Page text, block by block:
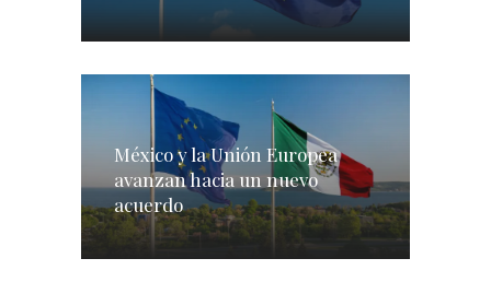
México y la Unión Europea
avanzan hacia un nuevo
acuerdo